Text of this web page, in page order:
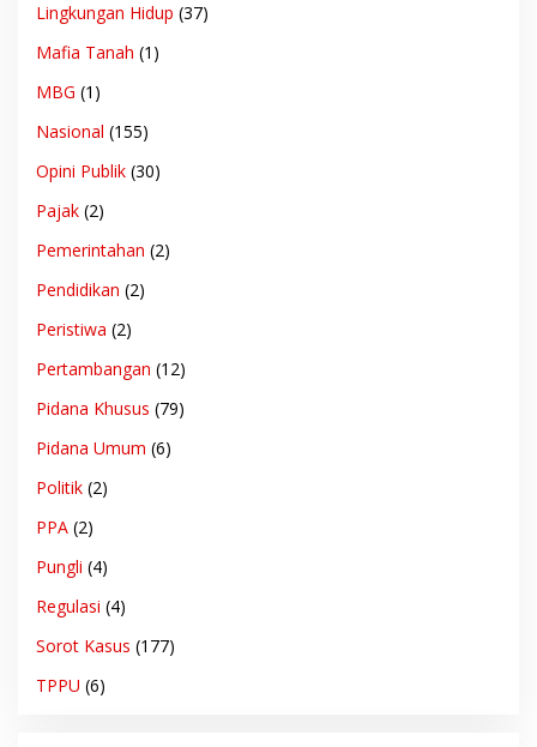
Lingkungan Hidup (37)
Mafia Tanah (1)
MBG (1)
Nasional (155)
Opini Publik (30)
Pajak (2)
Pemerintahan (2)
Pendidikan (2)
Peristiwa (2)
Pertambangan (12)
Pidana Khusus (79)
Pidana Umum (6)
Politik (2)
PPA (2)
Pungli (4)
Regulasi (4)
Sorot Kasus (177)
TPPU (6)